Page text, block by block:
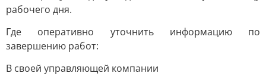
рабочего дня.
Где оперативно уточнить информацию по
завершению работ:
В своей управляющей компании